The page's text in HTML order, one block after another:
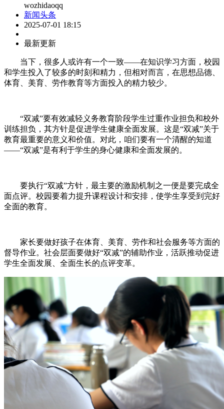
wozhidaoqq
新闻头条
2025-07-01 18:15
最新更新
当下，很多人或许有一个一致——在知识学习方面，校园
和学生投入了较多的时刻和精力，但相对而言，在思想品德、
体育、美育、劳作教育等方面投入的精力较少。
“双减”要有效减轻义务教育阶段学生过重作业担负和校外
训练担负，其方针是促进学生健康全面发展。这是“双减”关于
教育最重要的意义和价值。对此，咱们要有一个清醒的知道
——“双减”是有利于学生的身心健康和全面发展的。
要执行“双减”方针，最主要的激励机制之一便是要完成全
面点评。校园要着力提升课程设计和安排，使学生享受到完好
全面的教育。
家长要做好孩子在体育、美育、劳作和社会服务等方面的
督导作业。社会层面要做好“双减”的辅助作业，活跃推动促进
学生全面发展、全面生长的点评变革。